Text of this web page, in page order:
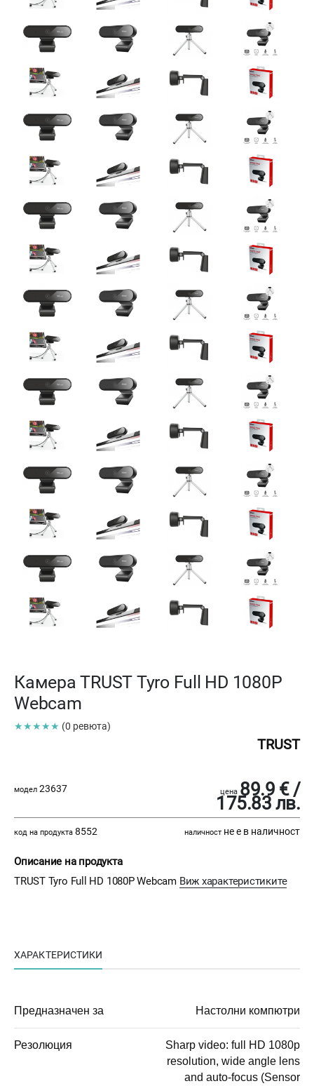
Камера TRUST Tyro Full HD 1080P
Webcam
★★★★★ (0 ревюта)
TRUST
модел 23637 цена 89.9 € /
175.83 лв.
код на продукта 8552 наличност не е в наличност
Описание на продукта
TRUST Tyro Full HD 1080P Webcam Виж характеристиките
ХАРАКТЕРИСТИКИ
Предназначен за Настолни компютри
Резолюция
Sharp video: full HD 1080p
resolution, wide angle lens
and auto-focus (Sensor